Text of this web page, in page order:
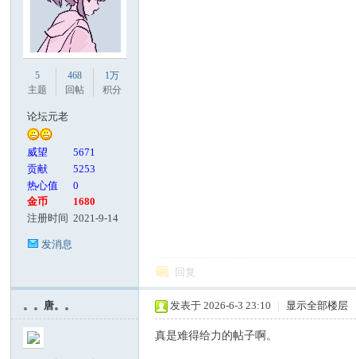
5
主题
468
回帖
1万
积分
论坛元老
威望
5671
贡献
5253
热心值
0
金币
1680
注册时间 2021-9-14
发消息
回复
。。唐。。 发表于 2026-6-3 23:10 | 显示全部楼层
真是难得给力的帖子啊。